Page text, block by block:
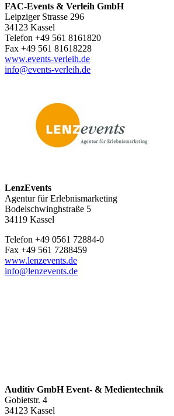
FAC-Events & Verleih GmbH
Leipziger Strasse 296
34123 Kassel
Telefon +49 561 8161820
Fax +49 561 81618228
www.events-verleih.de
info@events-verleih.de
LenzEvents
Agentur für Erlebnismarketing
Bodelschwinghstraße 5
34119 Kassel
Telefon +49 0561 72884-0
Fax +49 561 7288459
www.lenzevents.de
info@lenzevents.de
Auditiv GmbH Event- & Medientechnik
Gobietstr. 4
34123 Kassel